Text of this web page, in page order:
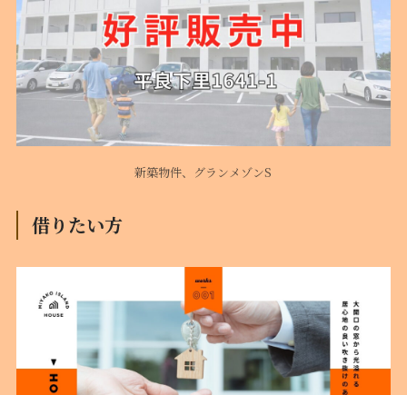
新築物件、グランメゾンS
借りたい方